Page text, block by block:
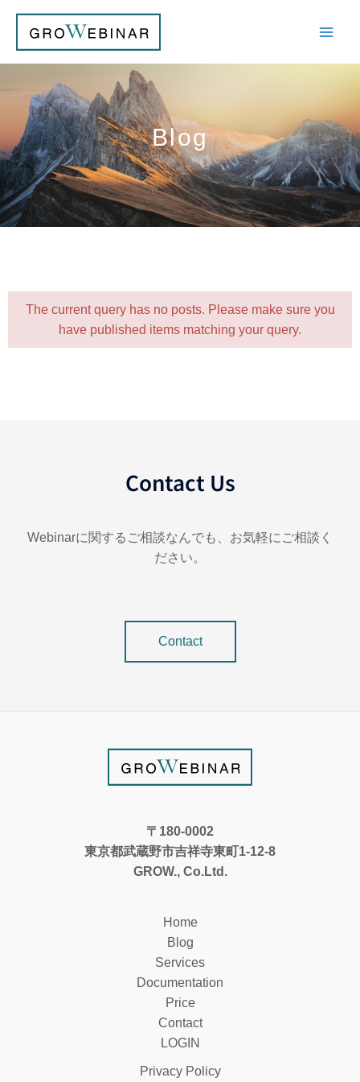
Blog
The current query has no posts. Please make sure you
have published items matching your query.
Contact Us
Webinarに関するご相談なんでも、お気軽にご相談く
ださい。
Contact
〒180-0002
東京都武蔵野市吉祥寺東町1-12-8
GROW., Co.Ltd.
Home
Blog
Services
Documentation
Price
Contact
LOGIN
Privacy Policy